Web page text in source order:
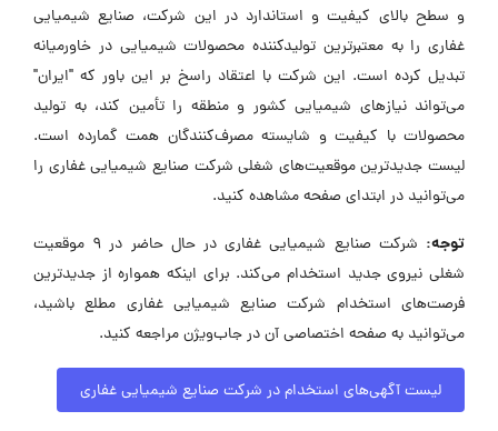
و سطح بالای کیفیت و استاندارد در این شرکت، صنایع شیمیایی
غفاری را به معتبرترین تولیدکننده محصولات شیمیایی در خاورمیانه
تبدیل کرده است. این شرکت با اعتقاد راسخ بر این باور که "ایران"
می‌تواند نیازهای شیمیایی کشور و منطقه را تأمین کند، به تولید
محصولات با کیفیت و شایسته مصرف‌کنندگان همت گمارده است.
لیست جدیدترین موقعیت‌های شغلی شرکت صنایع شیمیایی غفاری را
می‌توانید در ابتدای صفحه مشاهده کنید.
توجه:
شرکت صنایع شیمیایی غفاری در حال حاضر در ۹ موقعیت
شغلی نیروی جدید استخدام می‌کند. برای اینکه همواره از جدیدترین
فرصت‌های استخدام شرکت صنایع شیمیایی غفاری مطلع باشید،
می‌توانید به صفحه اختصاصی آن در جاب‌ویژن مراجعه کنید.
لیست آگهی‌های استخدام در شرکت صنایع شیمیایی غفاری